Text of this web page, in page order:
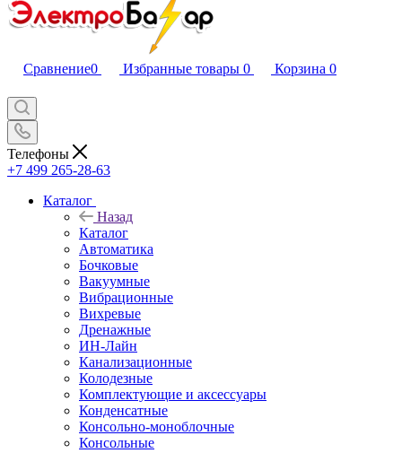
Сравнение0 Избранные товары 0 Корзина 0
Телефоны
+7 499 265-28-63
Каталог
Назад
Каталог
Автоматика
Бочковые
Вакуумные
Вибрационные
Вихревые
Дренажные
ИН-Лайн
Канализационные
Колодезные
Комплектующие и аксессуары
Конденсатные
Консольно-моноблочные
Консольные